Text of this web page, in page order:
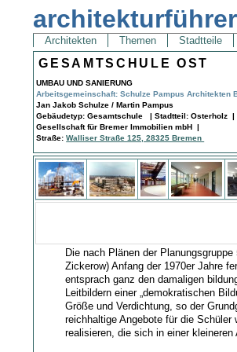
Architekten Themen Stadtteile
GESAMTSCHULE OST
UMBAU UND SANIERUNG
Arbeitsgemeinschaft: Schulze Pampus Architekten
Jan Jakob Schulze / Martin Pampus
Gebäudetyp: Gesamtschule | Stadtteil: Osterholz |
Gesellschaft für Bremer Immobilien mbH |
Straße:Walliser Straße 125, 28325 Bremen
Die nach Plänen der
Zickerow) Anfang der 1970er Jahre
entsprach ganz den damaligen
Leitbildern einer „demokratischen
Größe und Verdichtung, so der
reichhaltige Angebote für die
realisieren, die sich in einer